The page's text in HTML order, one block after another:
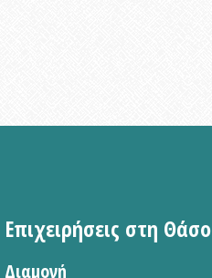
Επιχειρήσεις στη Θάσο
Διαμονή